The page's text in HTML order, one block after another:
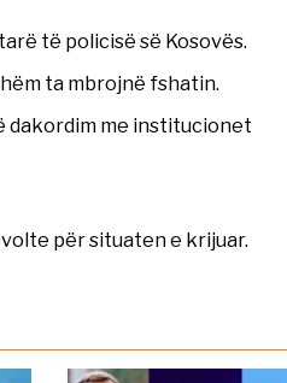
të policisë së Kosovës.
ta mbrojnë fshatin.
dakordim me institucionet
për situaten e krijuar.